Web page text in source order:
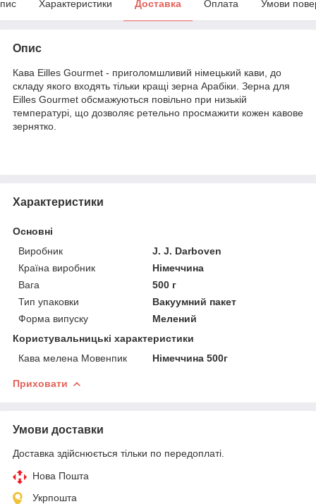
Характеристики Доставка Оплата Умови
Опис
Кава Eilles Gourmet - приголомшливий німецький кави, до
складу якого входять тільки кращі зерна Арабіки. Зерна для
Eilles Gourmet обсмажуються повільно при низькій
температурі, що дозволяє ретельно просмажити кожен кавове
зернятко.
Характеристики
Основні
Виробник
J. J. Darboven
Країна виробник
Німеччина
Вага
500 г
Тип упаковки
Вакуумний пакет
Форма випуску
Мелений
Користувальницькі характеристики
Кава мелена Мовенпик
Німеччина 500г
Приховати
Умови доставки
Доставка здійснюється тільки по передоплаті.
Нова Пошта
Укрпошта